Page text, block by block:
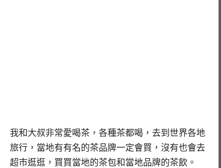
我和大叔非常愛喝茶，各種茶都喝，去到世界各地
旅行，當地有有名的茶品牌一定會買，沒有也會去
超市逛逛，買買當地的茶包和當地品牌的茶飲。